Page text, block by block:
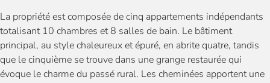
La propriété est composée de cinq appartements indépendants
totalisant 10 chambres et 8 salles de bain. Le bâtiment
principal, au style chaleureux et épuré, en abrite quatre, tandis
que le cinquième se trouve dans une grange restaurée qui
évoque le charme du passé rural. Les cheminées apportent une